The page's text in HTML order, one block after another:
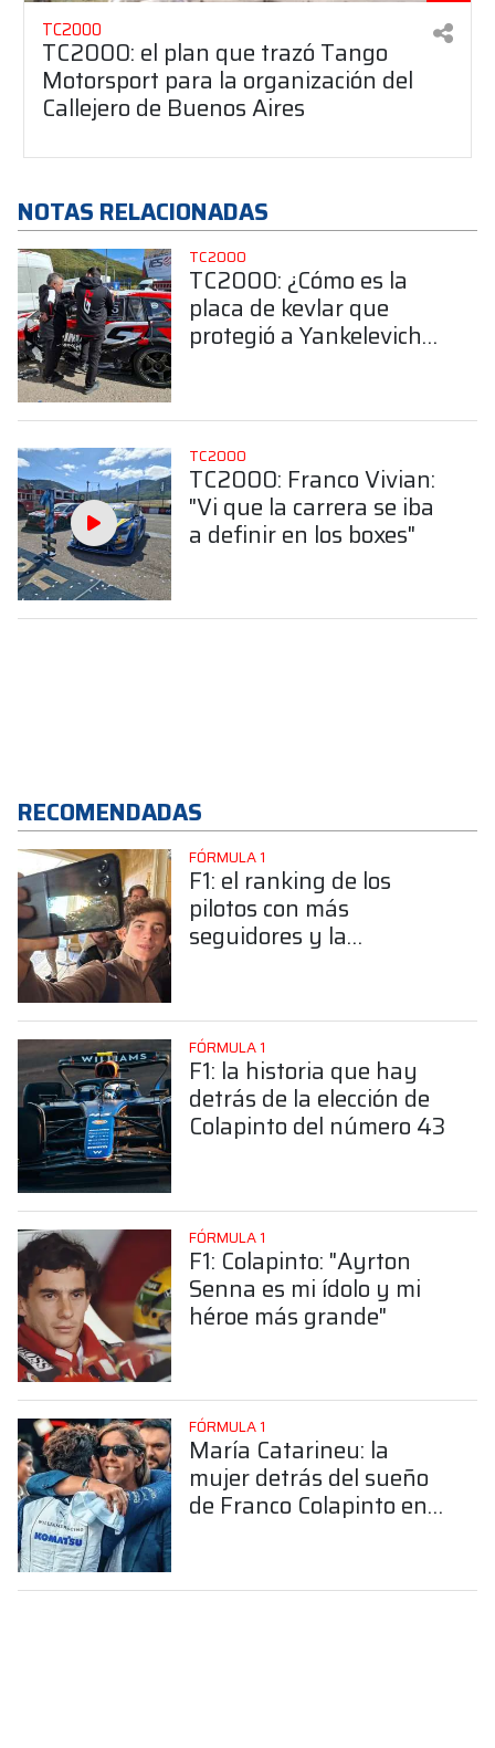
TC2000
TC2000: el plan que trazó Tango
Motorsport para la organización del
Callejero de Buenos Aires
NOTAS RELACIONADAS
TC2000
TC2000: ¿Cómo es la
placa de kevlar que
protegió a Yankelevich
TC2000
TC2000: Franco Vivian:
"Vi que la carrera se iba
a definir en los boxes"
RECOMENDADAS
FÓRMULA 1
F1: el ranking de los
pilotos con más
seguidores y la
FÓRMULA 1
F1: la historia que hay
detrás de la elección de
Colapinto del número 43
FÓRMULA 1
F1: Colapinto: "Ayrton
Senna es mi ídolo y mi
héroe más grande"
FÓRMULA 1
María Catarineu: la
mujer detrás del sueño
de Franco Colapinto en